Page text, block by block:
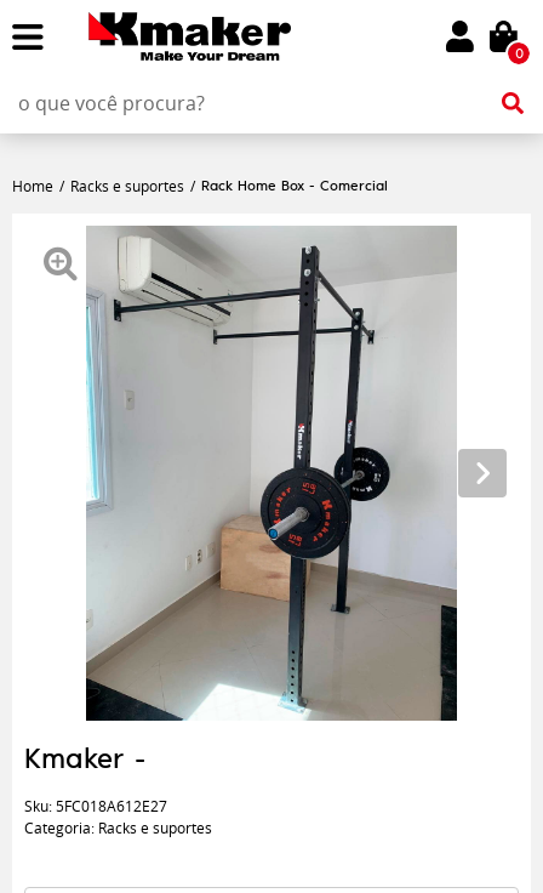
0
Home Racks e suportes Rack Home Box - Comercial
Kmaker -
Sku:5FC018A612E27
Categoria: Racks e suportes